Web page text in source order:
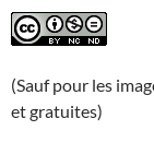
(Sauf pour les
et gratuites)